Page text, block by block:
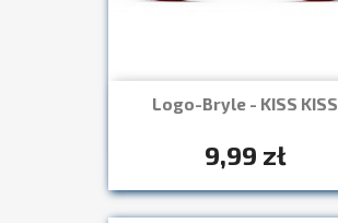
Logo-Bryle - KISS KISS
9,99 zł
Szybki podgląd